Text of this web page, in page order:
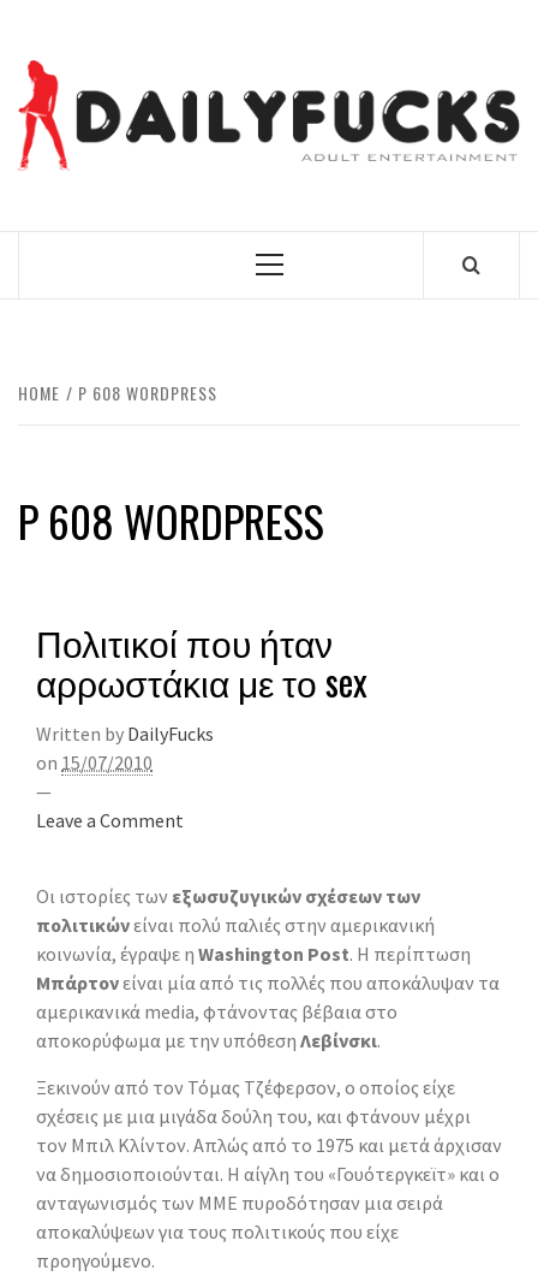
content
Primary
HOME P 608 WORDPRESS
P 608 WORDPRESS
Πολιτικοί που ήταν
αρρωστάκια με το sex
Written by DailyFucks
on 15/07/2010
—
Leave a Comment
Oι ιστορίες των εξωσυζυγικών σχέσεων των
πολιτικώνείναι πολύ παλιές στην αμερικανική
κοινωνία, έγραψε η Washington Post. H περίπτωση
Μπάρτονείναι μία από τις πολλές που αποκάλυψαν τα
αμερικανικά media, φτάνοντας βέβαια στο
αποκορύφωμα με την υπόθεση Λεβίνσκι.
Ξεκινούν από τον Τόμας Τζέφερσον, ο οποίος είχε
σχέσεις με μια μιγάδα δούλη του, και φτάνουν μέχρι
τον Μπιλ Κλίντον. Απλώς από το 1975 και μετά άρχισαν
να δημοσιοποιούνται. H αίγλη του «Γουότεργκεϊτ» και ο
ανταγωνισμός των MME πυροδότησαν μια σειρά
αποκαλύψεων για τους πολιτικούς που είχε
προηγούμενο.